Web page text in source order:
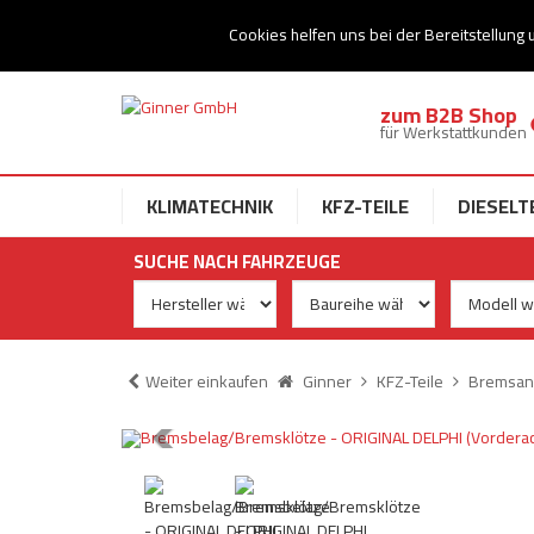
Cookies helfen uns bei der Bereitstellung
Ihr Speziallist für Dieseltechnik
zum B2B Shop
für Werkstattkunden
KLIMATECHNIK KFZ-TEILE
SUCHE NACH FAHRZEUGE
Weiter einkaufen Ginner KFZ-Teile